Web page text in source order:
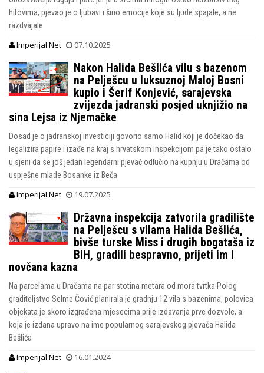
hitovima, pjevao je o ljubavi i širio emocije koje su ljude spajale, a ne
razdvajale
Imperijal.Net 07.10.2025
Nakon Halida Bešlića vilu s bazenom
na Pelješcu u luksuznoj Maloj Bosni
kupio i Šerif Konjević, sarajevska
zvijezda jadranski posjed uknjižio na
sina Lejsa iz Njemačke
Dosad je o jadranskoj investiciji govorio samo Halid koji je dočekao da
legalizira papire i izađe na kraj s hrvatskom inspekcijom pa je tako ostalo
u sjeni da se još jedan legendarni pjevač odlučio na kupnju u Dračama od
uspješne mlade Bosanke iz Beča
Imperijal.Net 19.07.2025
Državna inspekcija zatvorila gradilište
na Pelješcu s vilama Halida Bešlića,
bivše turske Miss i drugih bogataša iz
BiH, gradili bespravno, prijeti im i
novčana kazna
Na parcelama u Dračama na par stotina metara od mora tvrtka Polog
graditeljstvo Selme Čović planirala je gradnju 12 vila s bazenima, polovica
objekata je skoro izgrađena mjesecima prije izdavanja prve dozvole, a
koja je izdana upravo na ime popularnog sarajevskog pjevača Halida
Bešlića
Imperijal.Net 16.01.2024